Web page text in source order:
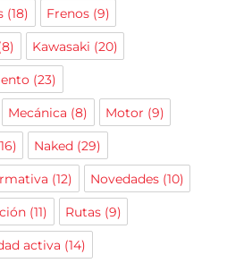
(18) Frenos (9)
Kawasaki (20)
(23)
Mecánica (8) Motor (9)
Naked (29)
(12) Novedades (10)
(11) Rutas (9)
activa (14)